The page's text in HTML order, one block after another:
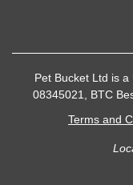
Pet Bucket Ltd is
08345021, BTC
Terms and